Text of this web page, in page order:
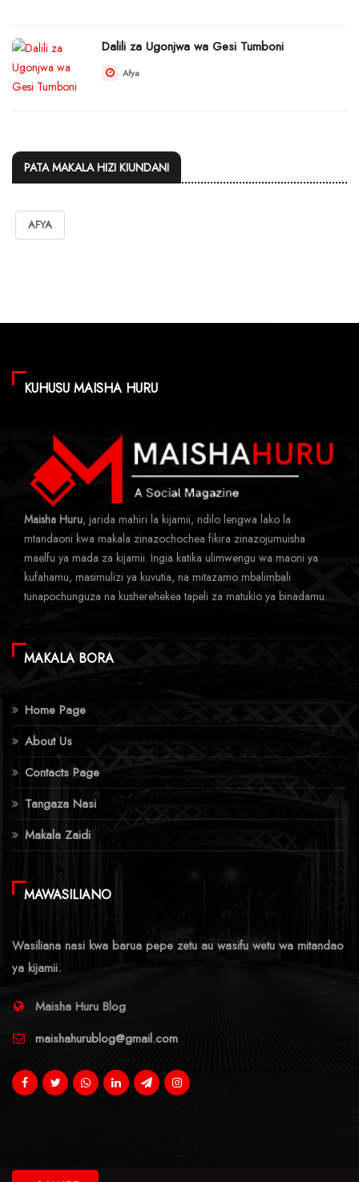
Dalili za Ugonjwa wa Gesi Tumboni
Afya
PATA MAKALA HIZI KIUNDANI
AFYA
KUHUSU MAISHA HURU
Maisha Huru, jarida mahiri la kijamii, ndilo lengwa lako la
mtandaoni kwa makala zinazochochea fikira zinazojumuisha
maelfu ya mada za kijamii. Ingia katika ulimwengu wa maoni ya
kufahamu, masimulizi ya kuvutia, na mitazamo mbalimbali
tunapochunguza na kusherehekea tapeli za matukio ya binadamu.
MAKALA BORA
Home Page
About Us
Contacts Page
Tangaza Nasi
Makala Zaidi
MAWASILIANO
Wasiliana nasi kwa barua pepe zetu au wasifu wetu wa mitandao
ya kijamii.
Maisha Huru Blog
maishahurublog@gmail.com